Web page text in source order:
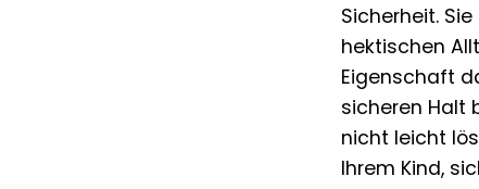
Sicherheit.
hektischen
Eigenschaft
sicheren Halt
nicht leicht
Ihrem Kind,